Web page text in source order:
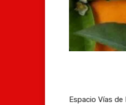
E
L
E
R
Espacio Vías